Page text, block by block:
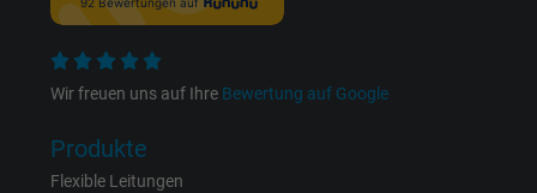
Name
Laufzeit 15 Minuten
Wir freuen uns auf Ihre Bewertung auf Google
Produkte
Flexible Leitungen